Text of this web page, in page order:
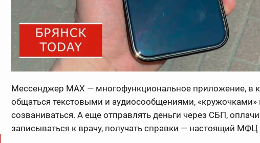
Мессенджер МАХ — многофункциональное приложение, в
общаться текстовыми и аудиосообщениями, «кружочками»
созваниваться. А еще отправлять деньги через СБП,
записываться к врачу, получать справки — настоящий МФЦ